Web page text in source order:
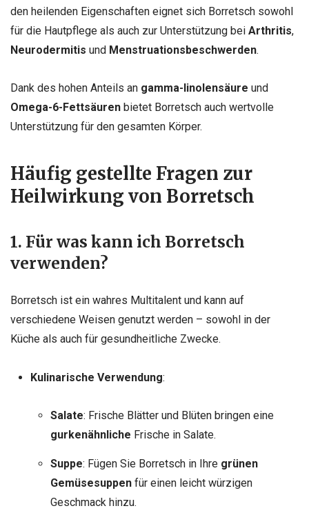
den heilenden Eigenschaften eignet sich Borretsch sowohl
für die Hautpflege als auch zur Unterstützung bei Arthritis,
Neurodermitis und Menstruationsbeschwerden.
Dank des hohen Anteils an gamma-linolensäure und
Omega-6-Fettsäuren bietet Borretsch auch wertvolle
Unterstützung für den gesamten Körper.
Häufig gestellte Fragen zur
Heilwirkung von Borretsch
1. Für was kann ich Borretsch
verwenden?
Borretsch ist ein wahres Multitalent und kann auf
verschiedene Weisen genutzt werden – sowohl in der
Küche als auch für gesundheitliche Zwecke.
Kulinarische Verwendung:
Salate: Frische Blätter und Blüten bringen eine
gurkenähnliche Frische in Salate.
Suppe: Fügen Sie Borretsch in Ihre grünen
Gemüsesuppenfür einen leicht würzigen
Geschmack hinzu.